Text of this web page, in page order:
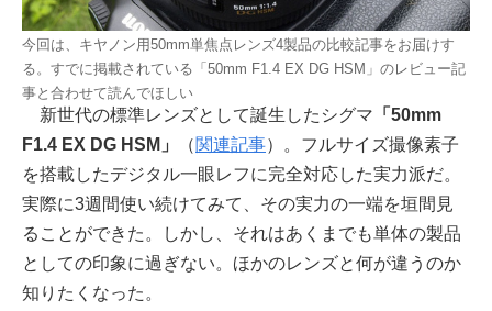
今回は、キヤノン用50mm単焦点レンズ4製品の比較記事をお届けす
る。すでに掲載されている「50mm F1.4 EX DG HSM」のレビュー記
事と合わせて読んでほしい
新世代の標準レンズとして誕生したシグマ 「50mm
F1.4 EX DG HSM」
（関連記事）。フルサイズ撮像素子
を搭載したデジタル一眼レフに完全対応した実力派だ。
実際に3週間使い続けてみて、その実力の一端を垣間見
ることができた。しかし、それはあくまでも単体の製品
としての印象に過ぎない。ほかのレンズと何が違うのか
知りたくなった。